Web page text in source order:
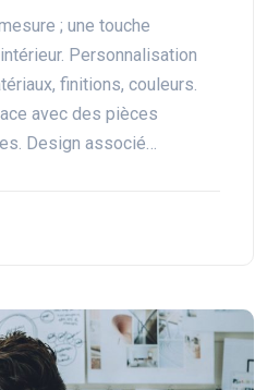
; une touche
Personnalisation
finitions, couleurs.
avec des pièces
Design associé…